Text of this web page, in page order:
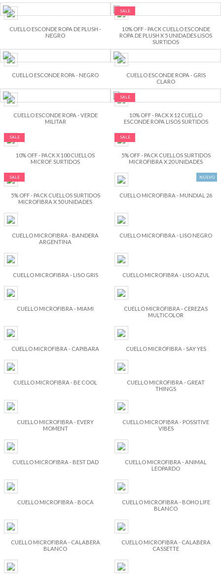
CUELLO ESCONDE ROPA DE PLUSH -
NEGRO
SALE
10% OFF - PACK CUELLO ESCONDE
ROPA DE PLUSH X 5 UNIDADES LISOS
SURTIDOS
CUELLO ESCONDE ROPA - NEGRO
CUELLO ESCONDE ROPA - GRIS
CLARO
CUELLO ESCONDE ROPA - VERDE
MILITAR
SALE
10% OFF - PACK X 12 CUELLO
ESCONDE ROPA LISOS SURTIDOS
SALE
10% OFF - PACK X 100 CUELLOS
MICROF. SURTIDOS
SALE
5% OFF - PACK CUELLOS SURTIDOS
MICROFIBRA X 20 UNIDADES
SALE
5% OFF - PACK CUELLOS SURTIDOS
MICROFIBRA X 50 UNIDADES
NUEVO
CUELLO MICROFIBRA - MUNDIAL 26
CUELLO MICROFIBRA - BANDERA
ARGENTINA
CUELLO MICROFIBRA - LISO NEGRO
CUELLO MICROFIBRA - LISO GRIS CUELLO MICROFIBRA - LISO AZUL
CUELLO MICROFIBRA - MIAMI
CUELLO MICROFIBRA - CEREZAS
MULTICOLOR
CUELLO MICROFIBRA - CAPIBARA CUELLO MICROFIBRA - SAY YES
CUELLO MICROFIBRA - BE COOL
CUELLO MICROFIBRA - GREAT
THINGS
CUELLO MICROFIBRA - EVERY
MOMENT
CUELLO MICROFIBRA - POSSITIVE
VIBES
CUELLO MICROFIBRA - BEST DAD
CUELLO MICROFIBRA - ANIMAL
LEOPARDO
CUELLO MICROFIBRA - BOCA
CUELLO MICROFIBRA - BOHO LIFE
BLANCO
CUELLO MICROFIBRA - CALABERA
BLANCO
CUELLO MICROFIBRA - CALABERA
CASSETTE